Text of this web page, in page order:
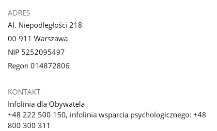
ADRES
Al. Niepodległości 218
00-911 Warszawa
NIP 5252095497
Regon 014872806
KONTAKT
Infolinia dla Obywatela
+48 222 500 150, infolinia wsparcia psychologicznego: +48
800 300 311